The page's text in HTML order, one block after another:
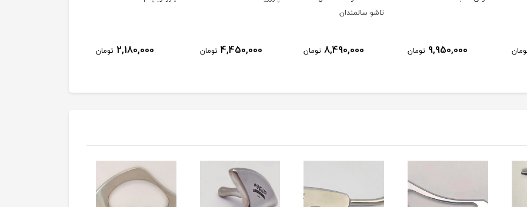
9,950,000 تومان
تاشو سالمندان
8,490,000 تومان 4,450,000 تومان 2,180,000 تومان